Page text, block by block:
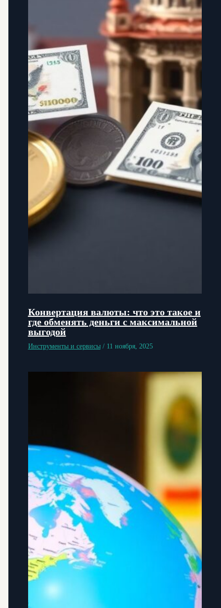
Конвертация валюты: что это такое и
где обменять деньги с максимальной
выгодой
Инструменты и сервисы/ 11 ноября, 2025